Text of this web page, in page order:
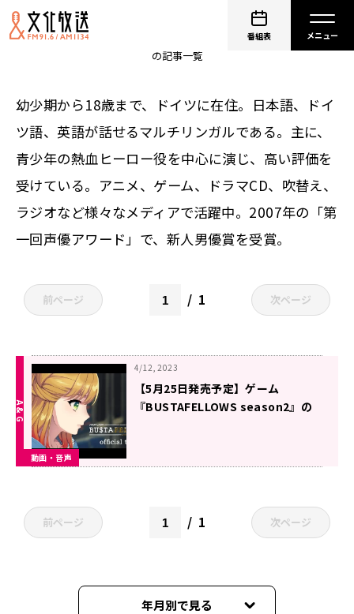
番組表
の記事一覧
幼少期から18歳まで、ドイツに在住。日本語、ドイ
ツ語、英語が話せるマルチリンガルである。主に、
青少年の熱血ヒーロー役を中心に演じ、高い評価を
受けている。アニメ、ゲーム、ドラマCD、吹替え、
ラジオなど様々なメディアで活躍中。2007年の「第
一回声優アワード」で、新人男優賞を受賞。
前ページ 1 次ページ
動画・音声
4/12, 2023
【5月25日発売予定】ゲーム
『BUSTAFELLOWS season2』の
前ページ 1 次ページ
年月別で見る